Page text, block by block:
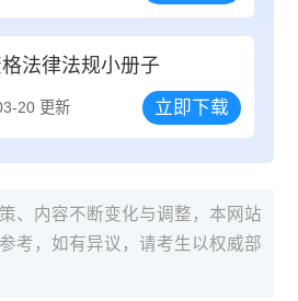
法律法规小册子
20 更新 立即下载
、内容不断变化与调整，本网站
考，如有异议，请考生以权威部